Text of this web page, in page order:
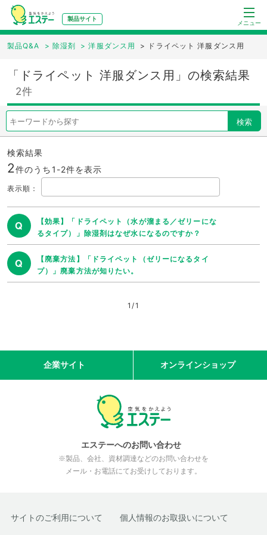
メニュー
製品サイト
製品Q&A > 除湿剤 > 洋服ダンス用 > ドライペット 洋服ダンス用
「ドライペット 洋服ダンス用」の検索結果
2件
検索
検索結果
2件のうち1-2件を表示
表示順 ：
Q
【効果】「ドライペット（水が溜まる／ゼリーにな
るタイプ）」除湿剤はなぜ水になるのですか？
Q
【廃棄方法】「ドライペット（ゼリーになるタイ
プ）」廃棄方法が知りたい。
1 /1
企業サイト オンラインショップ
エステーへのお問い合わせ
※製品、会社、資材調達などのお問い合わせを
メール・お電話にてお受けしております。
サイトのご利用について 個人情報のお取扱いについて